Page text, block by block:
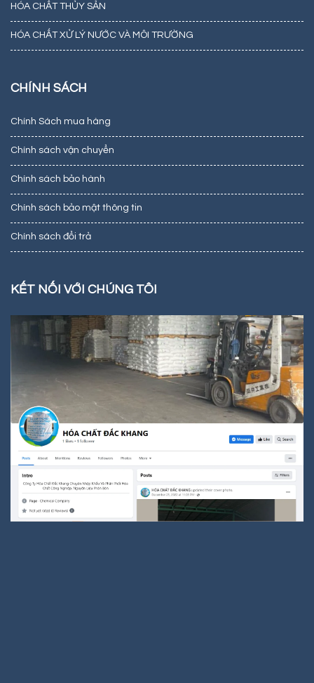
HÓA CHẤT THỦY SẢN
HÓA CHẤT XỬ LÝ NƯỚC VÀ MÔI TRƯỜNG
CHÍNH SÁCH
Chính Sách mua hàng
Chính sách vận chuyển
Chính sách bảo hành
Chính sách bảo mật thông tin
Chính sách đổi trả
KẾT NỐI VỚI CHÚNG TÔI